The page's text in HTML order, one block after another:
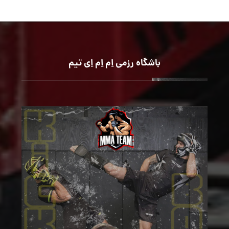
باشگاه رزمی اِم اِم اِی تیم